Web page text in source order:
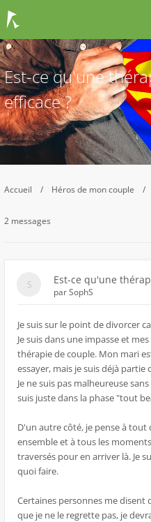
Est-ce qu'une
efficace ?
Accueil Héros de mon couple
2 messages
Est-ce qu'une
parSophS
Je suis sur le point de divorcer
Je suis dans une impasse et
thérapie de couple. Mon mari
essayer, mais je suis déjà
Je ne suis pas malheureuse
suis juste dans la phase "tout
D'un autre côté, je pense à
ensemble et à tous les
traversés pour en arriver là. Je
quoi faire.
Certaines personnes me disent
que je ne le regrette pas, je